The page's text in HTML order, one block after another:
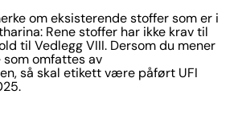
om eksisterende stoffer som er i
Rene stoffer har ikke krav til
til Vedlegg VIII. Dersom du mener
som omfattes av
så skal etikett være påført UFI